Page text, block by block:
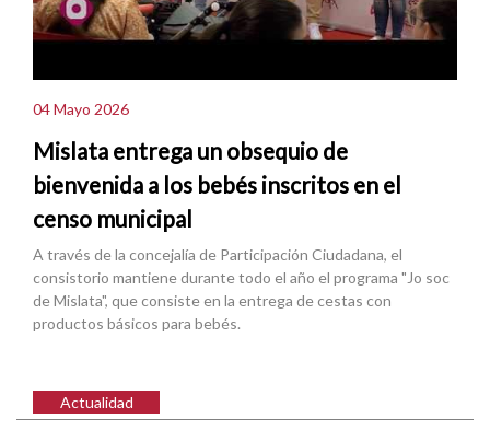
04 Mayo 2026
Mislata entrega un obsequio de
bienvenida a los bebés inscritos en el
censo municipal
A través de la concejalía de Participación Ciudadana, el
consistorio mantiene durante todo el año el programa "Jo soc
de Mislata", que consiste en la entrega de cestas con
productos básicos para bebés.
Actualidad